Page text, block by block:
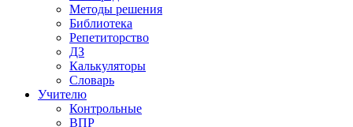
Методы решения
Библиотека
Репетиторство
ДЗ
Калькуляторы
Словарь
Учителю
Контрольные
ВПР